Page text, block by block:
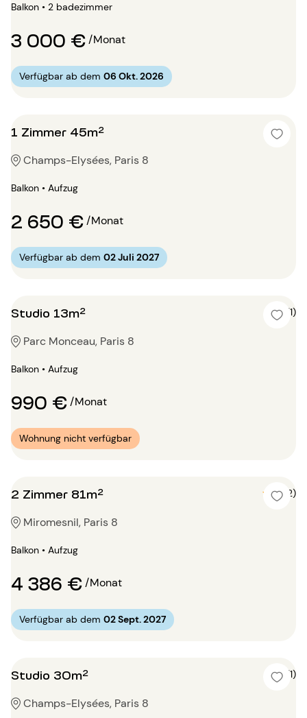
Balkon • 2 badezimmer
3 000 €/Monat
Verfügbar ab dem 06 Okt. 2026
1 Zimmer 45m²
Champs-Elysées, Paris 8
Balkon • Aufzug
2 650 €/Monat
Verfügbar ab dem 02 Juli 2027
Studio 13m² 5 (1)
Parc Monceau, Paris 8
Balkon • Aufzug
990 €/Monat
Wohnung nicht verfügbar
2 Zimmer 81m² 5 (2)
Miromesnil, Paris 8
Balkon • Aufzug
4 386 €/Monat
Verfügbar ab dem 02 Sept. 2027
Studio 30m² 4 (1)
Champs-Elysées, Paris 8